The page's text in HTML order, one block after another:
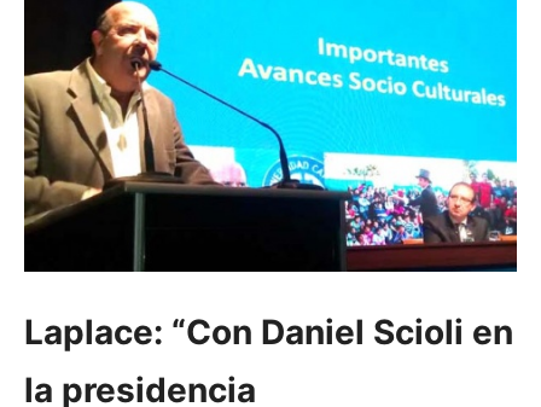
Laplace: “Con Daniel Scioli en
la presidencia